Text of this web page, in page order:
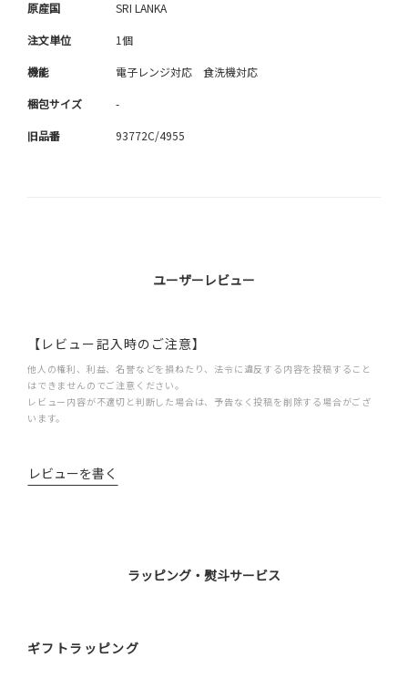
原産国 SRI LANKA
注文単位 1個
機能 電子レンジ対応 食洗機対応
梱包サイズ -
旧品番 93772C/4955
ユーザーレビュー
【レビュー記入時のご注意】
他人の権利、利益、名誉などを損ねたり、法令に違反する内容を投稿すること
はできませんのでご注意ください。
レビュー内容が不適切と判断した場合は、予告なく投稿を削除する場合がござ
います。
レビューを書く
ラッピング・熨斗サービス
ギフトラッピング